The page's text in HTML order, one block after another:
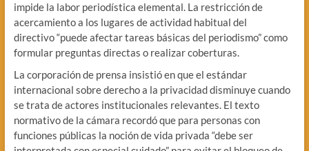
impide la labor periodística elemental. La restricción de
acercamiento a los lugares de actividad habitual del
directivo “puede afectar tareas básicas del periodismo” como
formular preguntas directas o realizar coberturas.
La corporación de prensa insistió en que el estándar
internacional sobre derecho a la privacidad disminuye cuando
se trata de actores institucionales relevantes. El texto
normativo de la cámara recordó que para personas con
funciones públicas la noción de vida privada “debe ser